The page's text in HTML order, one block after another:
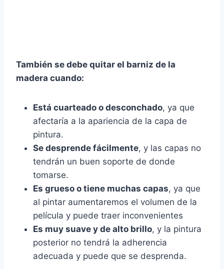
También se debe quitar el barniz de la
madera cuando:
Está cuarteado o desconchado, ya que
afectaría a la apariencia de la capa de
pintura.
Se desprende fácilmente, y las capas no
tendrán un buen soporte de donde
tomarse.
Es grueso o tiene muchas capas, ya que
al pintar aumentaremos el volumen de la
película y puede traer inconvenientes
Es muy suave y de alto brillo, y la pintura
posterior no tendrá la adherencia
adecuada y puede que se desprenda.